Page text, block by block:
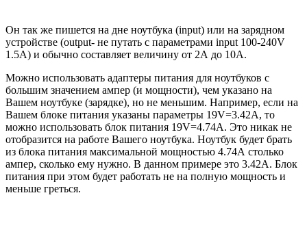
Он так же пишется на дне ноутбука (input) или на зарядном
устройстве (output- не путать с параметрами input 100-240V
1.5A) и обычно составляет величину от 2А до 10A.
Можно использовать адаптеры питания для ноутбуков с
большим значением ампер (и мощности), чем указано на
Вашем ноутбуке (зарядке), но не меньшим. Например, если на
Вашем блоке питания указаны параметры 19V=3.42A, то
можно использовать блок питания 19V=4.74A. Это никак не
отобразится на работе Вашего ноутбука. Ноутбук будет брать
из блока питания максимальной мощностью 4.74А столько
ампер, сколько ему нужно. В данном примере это 3.42А. Блок
питания при этом будет работать не на полную мощность и
меньше греться.